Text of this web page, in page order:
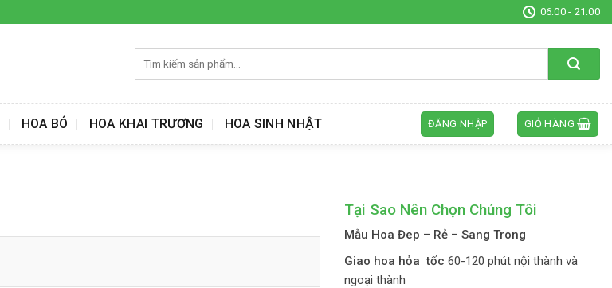
06:00 - 21:00
kiếm:
HOA BÓ HOA KHAI TRƯƠNG HOA SINH NHẬT ĐĂNG NHẬP GIỎ HÀNG
Tại Sao Nên Chọn Chúng Tôi
Mẫu Hoa Đep – Rẻ – Sang Trong
Giao hoa hỏa tốc 60-120 phút nội thành và
ngoại thành